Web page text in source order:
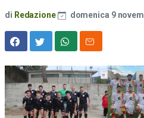
di Redazione domenica 9